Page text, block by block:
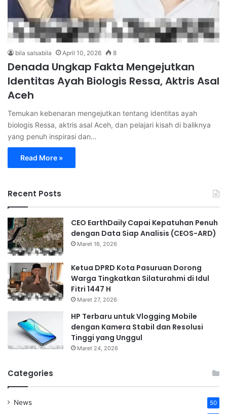
bila salsabila April 10, 2026 8
Denada Ungkap Fakta Mengejutkan
Identitas Ayah Biologis Ressa, Aktris Asal
Aceh
Temukan kebenaran mengejutkan tentang identitas ayah
biologis Ressa, aktris asal Aceh, dan pelajari kisah di baliknya
yang penuh inspirasi dan…
Read More »
Recent Posts
CEO EarthDaily Capai Kepatuhan Penuh
dengan Data Siap Analisis (CEOS-ARD)
Maret 16, 2026
Ketua DPRD Kota Pasuruan Dorong
Warga Tingkatkan Silaturahmi di Idul
Fitri 1447 H
Maret 27, 2026
HP Terbaru untuk Vlogging Mobile
dengan Kamera Stabil dan Resolusi
Tinggi yang Unggul
Maret 24, 2026
Categories
News 50